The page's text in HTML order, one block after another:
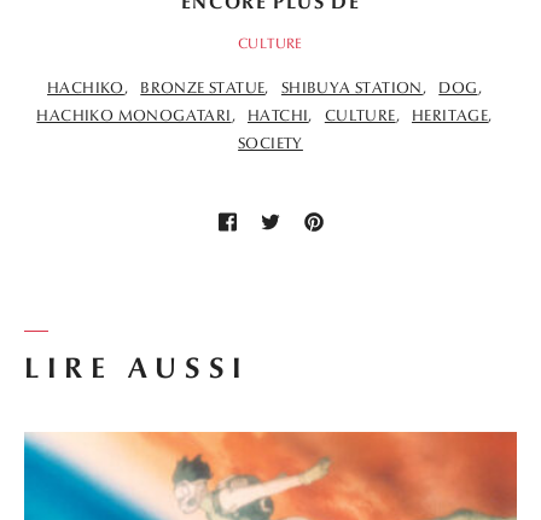
LIRE AUSSI
CULTURE
HACHIKO BRONZE STATUE SHIBUYA STATION
DOG
HACHIKO MONOGATARI
HATCHI CULTURE
HERITAGE
SOCIETY